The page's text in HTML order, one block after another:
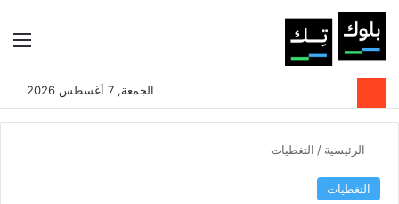
بحثالوضع
الجمعة, 7 أغسطس 2026
الرئيسية / التغطيات
التغطيات